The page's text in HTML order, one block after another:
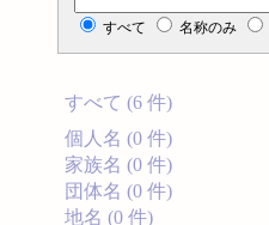
すべて 名称のみ
すべて (6 件)
個人名 (0 件)
家族名 (0 件)
団体名 (0 件)
地名 (0 件)